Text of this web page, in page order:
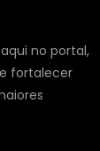
no portal,
fortalecer